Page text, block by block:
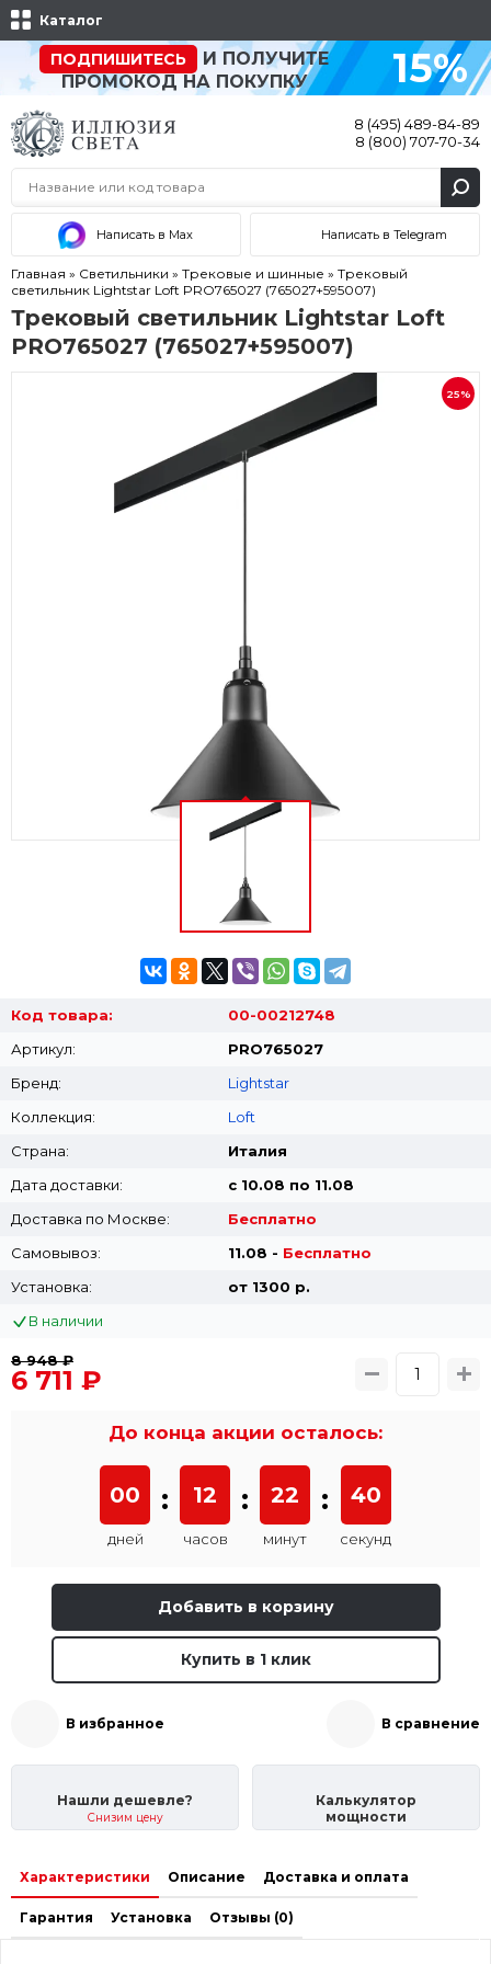
Каталог
ПОДПИШИТЕСЬ
И ПОЛУЧИТЕ
ПРОМОКОД НА ПОКУПКУ
15%
8 (495) 489-84-89
8 (800) 707-70-34
Написать в Max Написать в Telegram
Главная » Светильники » Трековые и шинные » Трековый
светильник Lightstar Loft PRO765027 (765027+595007)
Трековый светильник Lightstar Loft
PRO765027 (765027+595007)
25%
Код товара:
00-00212748
Артикул:
PRO765027
Бренд:
Lightstar
Коллекция:
Loft
Страна:
Италия
Дата доставки:
с 10.08 по 11.08
Доставка по Москве:
Бесплатно
Самовывоз:
11.08 - Бесплатно
Установка:
от 1300 p.
В наличии
8 948 ₽
6 711 ₽
До конца акции осталось:
00
дней
: 12
часов
: 22
минут
: 40
секунд
Добавить в корзину
Купить в 1 клик
В избранное В сравнение
Нашли дешевле?
Снизим цену
Калькулятор
мощности
Характеристики Описание Доставка и оплата
Гарантия Установка Отзывы (0)